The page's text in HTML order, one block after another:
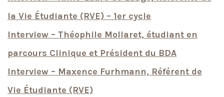
la Vie Étudiante (RVE) – 1er cycle
Interview – Théophile Mollaret, étudiant en
parcours Clinique et Président du BDA
Interview – Maxence Furhmann, Référent de
Vie Étudiante (RVE)